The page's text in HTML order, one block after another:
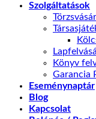
Szolgáltatások
Könyv
Garancia
Eseménynaptár
Blog
Kapcsolat